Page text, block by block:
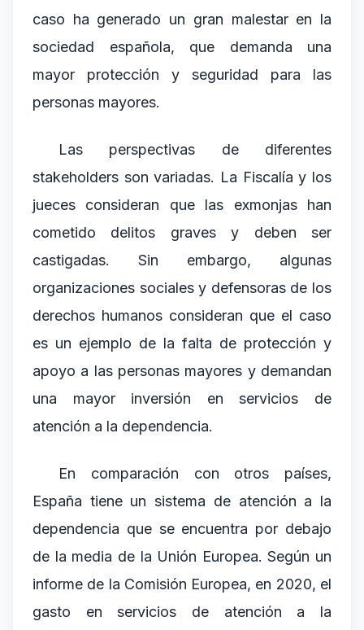
caso ha generado un gran malestar en la
sociedad española, que demanda una
mayor protección y seguridad para las
personas mayores.
Las perspectivas de diferentes
stakeholders son variadas. La Fiscalía y los
jueces consideran que las exmonjas han
cometido delitos graves y deben ser
castigadas. Sin embargo, algunas
organizaciones sociales y defensoras de los
derechos humanos consideran que el caso
es un ejemplo de la falta de protección y
apoyo a las personas mayores y demandan
una mayor inversión en servicios de
atención a la dependencia.
En comparación con otros países,
España tiene un sistema de atención a la
dependencia que se encuentra por debajo
de la media de la Unión Europea. Según un
informe de la Comisión Europea, en 2020, el
gasto en servicios de atención a la